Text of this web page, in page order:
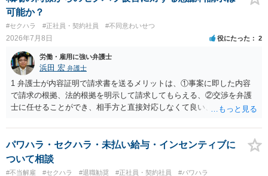
可能か？
#セクハラ #正社員・契約社員 #不同意わいせつ
2026年7月8日 役にたった 2
労働・雇用に強い弁護士
浜田 宏 弁護士
1 弁護士が内容証明で請求書を送るメリットは、①事案に即した内容
で請求の根拠、法的根拠を明示して請求してもらえる、②交渉を弁護
士に任せることができ、相手方と直接対応しなくて良い、というとこ
請求は可能ですが、相手が任意に払うかどうかは分かりません。 ２
民事訴訟に証拠の制限はありませんが、秘密録音はプライバシー保護
の観点から、裁判の証拠にする場合には注意が必要です(証拠排除され
る場合があります。)。 ３ 会社がどういう証拠に基づいて、誰が判断
パワハラ・セクハラ・未払い給与・インセンティブに
ついて相談
#不当解雇 #セクハラ #退職勧奨 #正社員・契約社員
#パワハラ